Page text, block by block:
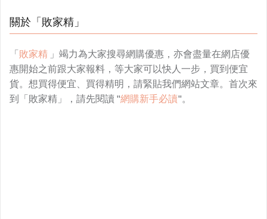
關於「敗家精」
「敗家精 」竭力為大家搜尋網購優惠，亦會盡量在網店優
惠開始之前跟大家報料，等大家可以快人一步，買到便宜
貨。想買得便宜、買得精明，請緊貼我們網站文章。首次來
到「敗家精」，請先閱讀 "網購新手必讀"。